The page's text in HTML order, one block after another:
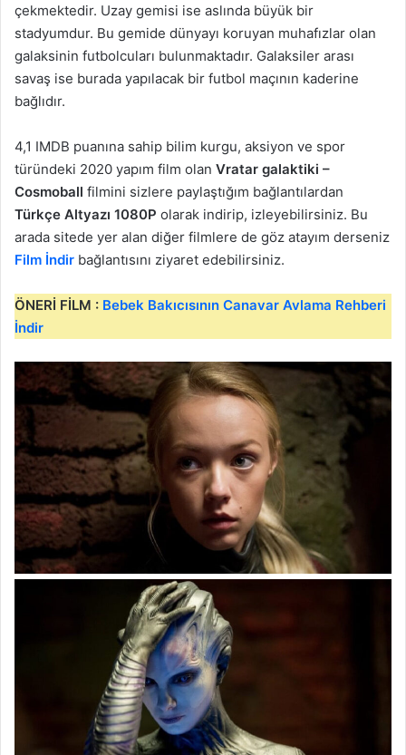
çekmektedir. Uzay gemisi ise aslında büyük bir
stadyumdur. Bu gemide dünyayı koruyan muhafızlar olan
galaksinin futbolcuları bulunmaktadır. Galaksiler arası
savaş ise burada yapılacak bir futbol maçının kaderine
bağlıdır.
4,1 IMDB puanına sahip bilim kurgu, aksiyon ve spor
türündeki 2020 yapım film olan Vratar galaktiki –
Cosmoball filmini sizlere paylaştığım bağlantılardan
Türkçe Altyazı 1080P olarak indirip, izleyebilirsiniz. Bu
arada sitede yer alan diğer filmlere de göz atayım derseniz
Film İndir bağlantısını ziyaret edebilirsiniz.
ÖNERİ FİLM : Bebek Bakıcısının Canavar Avlama Rehberi
İndir